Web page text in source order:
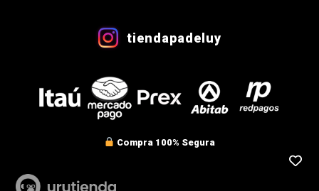
tiendapadeluy
Compra 100% Segura
VER CATÁLOGO COMPLETO